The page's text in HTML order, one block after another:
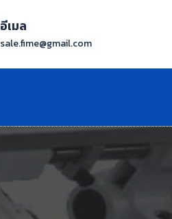
อีเมล
sale.fime@gmail.com